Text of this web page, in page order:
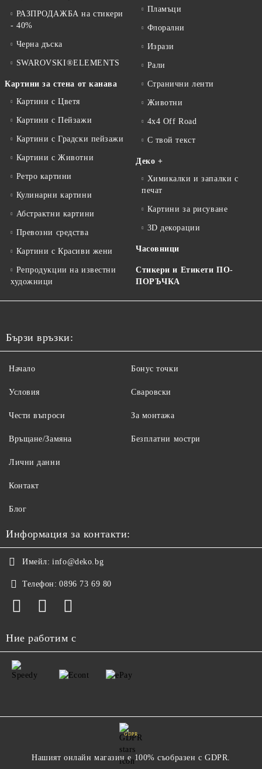
РАЗПРОДАЖБА на стикери
- 40%
Черна дъска
SWAROVSKI®ELEMENTS
Картини за стена от канава
Картини с Цветя
Картини с Пейзажи
Картини с Градски пейзажи
Картини с Животни
Ретро картини
Кулинарни картини
Абстрактни картини
Превозни средства
Картини с Красиви жени
Репродукции на известни
художници
Пламъци
Флорални
Изрази
Рали
Странични ленти
Животни
4x4 Off Road
С твой текст
Деко +
Химикалки и запалки с
печат
Картини за рисуване
3D декорации
Часовници
Стикери и Етикети ПО-
ПОРЪЧКА
Бързи връзки:
Начало
Условия
Чести въпроси
Връщане/Замяна
Бонус точки
Сваровски
За монтажа
Безплатни мостри
Лични данни
Контакт
Блог
Информация за контакти:
Имейл: info@deko.bg
Телефон: 0896 73 69 80
Ние работим с
GDPR
Нашият онлайн магазин е 100% съобразен с GDPR.